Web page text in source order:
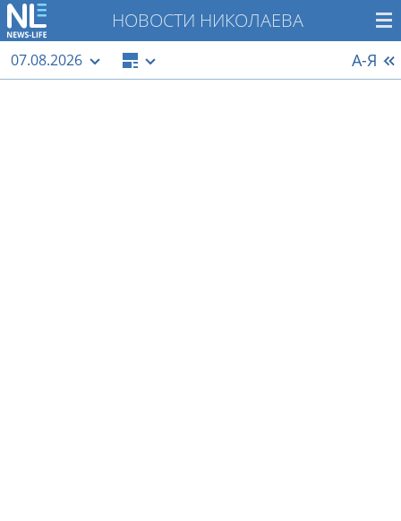
НОВОСТИ НИКОЛАЕВА
07.08.2026 А-Я